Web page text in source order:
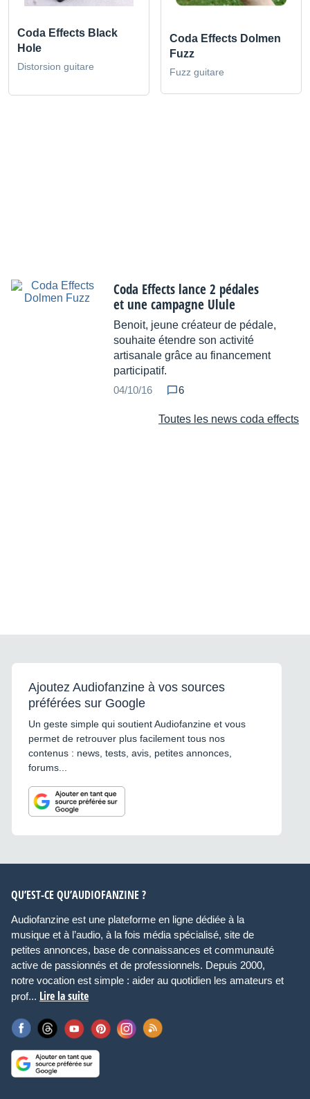
Coda Effects Black
Hole
Distorsion guitare
Coda Effects Dolmen
Fuzz
Fuzz guitare
Coda Effects lance 2 pédales
et une campagne Ulule
Benoit, jeune créateur de pédale,
souhaite étendre son activité
artisanale grâce au financement
participatif.
04/10/16
6
Toutes les news coda effects
Ajoutez Audiofanzine à vos sources
préférées sur Google
Un geste simple qui soutient Audiofanzine et vous
permet de retrouver plus facilement tous nos
contenus : news, tests, avis, petites annonces,
forums...
QU’EST-CE QU’AUDIOFANZINE ?
Audiofanzine est une plateforme en ligne dédiée à la
musique et à l’audio, à la fois média spécialisé, site de
petites annonces, base de connaissances et communauté
active de passionnés et de professionnels. Depuis 2000,
notre vocation est simple : aider au quotidien les amateurs et
prof... Lire la suite